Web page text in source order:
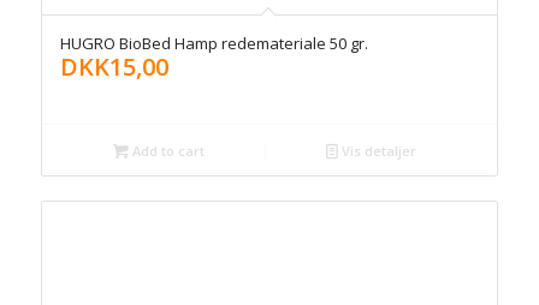
HUGRO BioBed Hamp redemateriale 50 gr.
DKK15,00
Add to cart Vis detaljer